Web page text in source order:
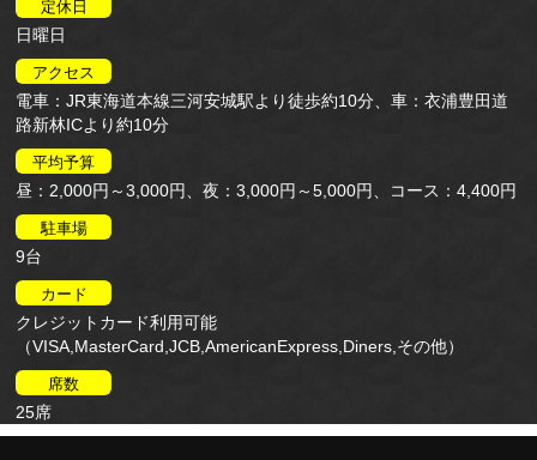
定休日
日曜日
アクセス
電車：JR東海道本線三河安城駅より徒歩約10分、車：衣浦豊田道
路新林ICより約10分
平均予算
昼：2,000円～3,000円、夜：3,000円～5,000円、コース：4,400円
駐車場
9台
カード
クレジットカード利用可能
（VISA,MasterCard,JCB,AmericanExpress,Diners,その他）
席数
25席